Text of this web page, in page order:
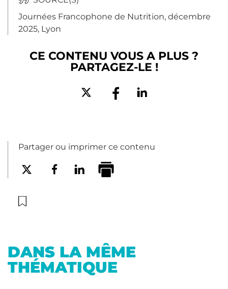
Journées Francophone de Nutrition, décembre
2025, Lyon
CE CONTENU VOUS A PLUS ?
PARTAGEZ-LE !
Partager ou imprimer ce contenu
DANS LA MÊME
THÉMATIQUE